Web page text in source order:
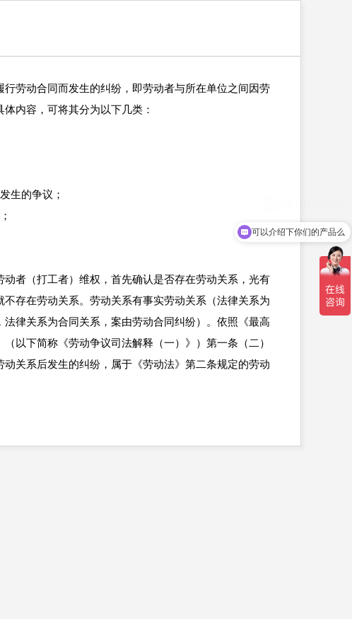
劳动合同而发生的纠纷，即劳动者与所在单位之间因劳
内容，可将其分为以下几类：
生的争议；
者（打工者）维权，首先确认是否存在劳动关系，光有
存在劳动关系。劳动关系有事实劳动关系（法律关系为
律关系为合同关系，案由劳动合同纠纷）。依照《最高
以下简称《劳动争议司法解释（一）》）第一条（二）
关系后发生的纠纷，属于《劳动法》第二条规定的劳动
可以介绍下你们的产品么